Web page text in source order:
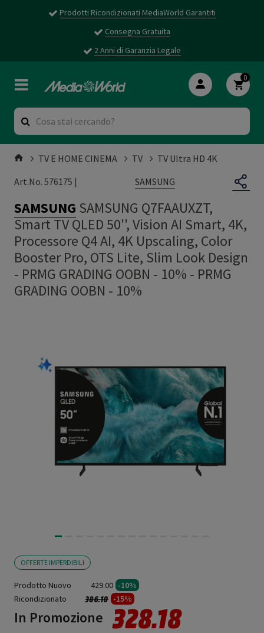
Prodotti Ricondizionati MediaWorld Garantiti
Consegna Gratuita
2 Anni di Garanzia Legale
0
TV E HOME CINEMA TV
TV Ultra HD 4K
Art.No. 576175 |
SAMSUNG
SAMSUNG SAMSUNG Q7FAAUXZT,
Smart TV QLED 50'', Vision AI Smart, 4K,
Processore Q4 AI, 4K Upscaling, Color
Booster Pro, OTS Lite, Slim Look Design
- PRMG GRADING OOBN - 10% - PRMG
GRADING OOBN - 10%
OFFERTE IMPERDIBILI
Prodotto Nuovo 429.00 -10%
Ricondizionato
Prezzo ridotto da
386.10a -15%
In Promozione 328.18